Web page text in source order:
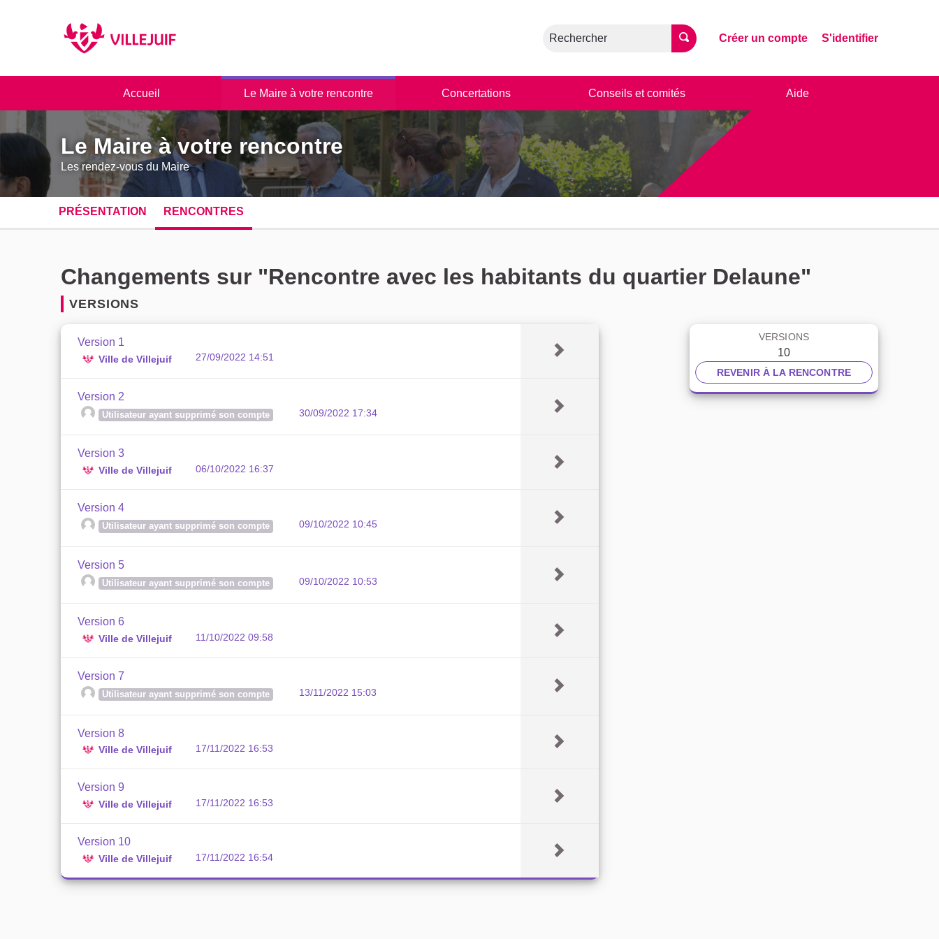
Rechercher Créer un compte S'identifier
Accueil Le Maire à votre rencontre Concertations Conseils et comités Aide
Le Maire à votre rencontre
Les rendez-vous du Maire
PRÉSENTATION RENCONTRES
Changements sur "Rencontre avec les habitants du quartier Delaune"
VERSIONS
Version 1
Ville de Villejuif 27/09/2022 14:51
Version 2
Utilisateur ayant supprimé son compte 30/09/2022 17:34
Version 3
Ville de Villejuif 06/10/2022 16:37
Version 4
Utilisateur ayant supprimé son compte 09/10/2022 10:45
Version 5
Utilisateur ayant supprimé son compte 09/10/2022 10:53
Version 6
Ville de Villejuif 11/10/2022 09:58
Version 7
Utilisateur ayant supprimé son compte 13/11/2022 15:03
Version 8
Ville de Villejuif 17/11/2022 16:53
Version 9
Ville de Villejuif 17/11/2022 16:53
Version 10
Ville de Villejuif 17/11/2022 16:54
VERSIONS
10
REVENIR À LA RENCONTRE